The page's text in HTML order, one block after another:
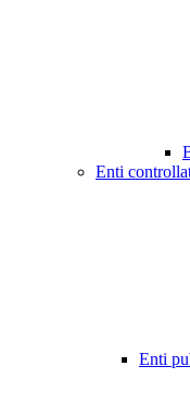
Enti
Enti